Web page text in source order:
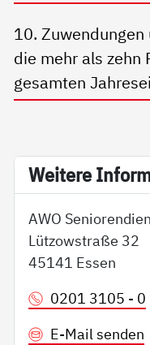
10.
die mehr als zehn
gesamten
Wei­te­re
AWO
Lützowstraße 32
45141 Essen
0201 3105 - 0
E-Mail senden